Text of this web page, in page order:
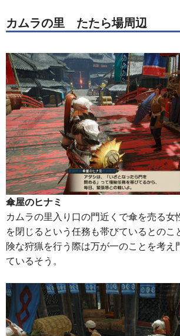
カムラの里 たたら場周辺
傘屋のヒナミ
カムラの里入り口の門近くで傘を売る女
を閉じるという任務も帯びているとのこ
険な狩猟を行う際は万が一のことを考え
ているそう。